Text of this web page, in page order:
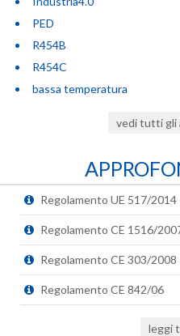
PED
R454B
R454C
bassa temperatura
vedi tutti gli
Regolamento UE 517/2014
Regolamento CE 1516/
Regolamento CE 303/2008
Regolamento CE 842/06
leggi